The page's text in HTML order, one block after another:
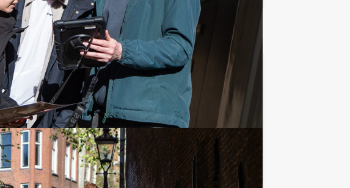
Vanaf€ 27,50 p.p. excl. BTW
Wedding Planner Tablet Game! De taak is aan jullie
Favoriet